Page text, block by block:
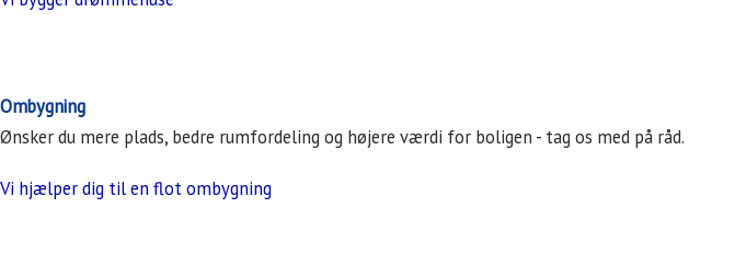
Ombygning
Ønsker du mere plads, bedre rumfordeling og højere værdi for boligen - tag os med på råd.
Vi hjælper dig til en flot ombygning